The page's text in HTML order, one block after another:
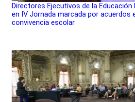
Directores Ejecutivos de la Educación
en IV Jornada marcada por acuerdos
convivencia escolar